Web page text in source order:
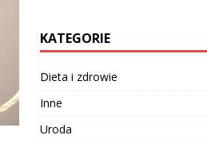
KATEGORIE
Dieta i zdrowie
Inne
Uroda